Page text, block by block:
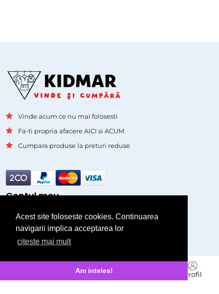
Acest site foloseste cookies. Continuarea
navigarii implica acceptarea lor
citeste mai mult
Am inteles!
Vinde acum ce nu mai folosesti
Fa-ti propria afacere AICI si ACUM
Cumpara produse la preturi reduse
Contul meu
Autentificare
Inregistrare
Pagini
Asistenta
Cauta Vinde Profil